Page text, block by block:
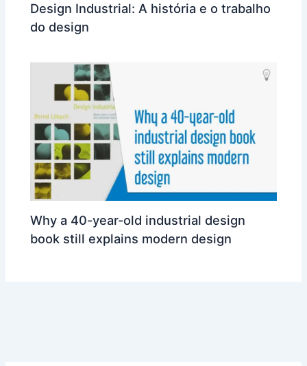
Design Industrial: A história e o trabalho
do design
Why a 40-year-old industrial design
book still explains modern design